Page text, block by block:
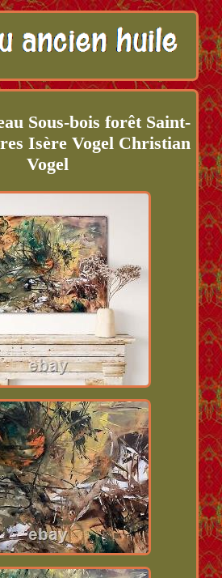
Sous-bois forêt Saint-
Isère Vogel Christian
Vogel